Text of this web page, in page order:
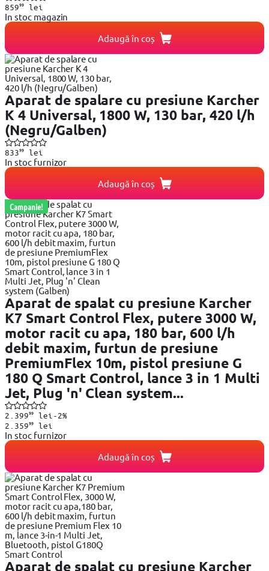
85999lei
In stoc magazin
Adaugă în coș
Aparat de spalare cu presiune Karcher
K 4 Universal, 1800 W, 130 bar, 420 l/h
(Negru/Galben)
83399lei
In stoc furnizor
Adaugă în coș
Campanie!
Aparat de spalat cu presiune Karcher
K7 Smart Control Flex, putere 3000 W,
motor racit cu apa, 180 bar, 600 l/h
debit maxim, furtun de presiune
PremiumFlex 10m, pistol presiune G
180 Q Smart Control, lance 3 in 1 Multi
Jet, Plug 'n' Clean system...
2.39999lei -2%
2.35999lei
In stoc furnizor
Adaugă în coș
Aparat de spalat cu presiune Karcher